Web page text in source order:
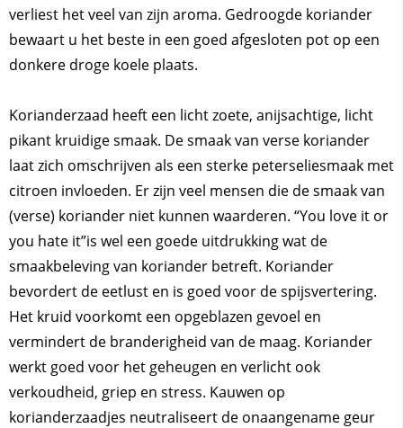
verliest het veel van zijn aroma. Gedroogde koriander
bewaart u het beste in een goed afgesloten pot op een
donkere droge koele plaats.
Korianderzaad heeft een licht zoete, anijsachtige, licht
pikant kruidige smaak. De smaak van verse koriander
laat zich omschrijven als een sterke peterseliesmaak met
citroen invloeden. Er zijn veel mensen die de smaak van
(verse) koriander niet kunnen waarderen. “You love it or
you hate it”is wel een goede uitdrukking wat de
smaakbeleving van koriander betreft. Koriander
bevordert de eetlust en is goed voor de spijsvertering.
Het kruid voorkomt een opgeblazen gevoel en
vermindert de branderigheid van de maag. Koriander
werkt goed voor het geheugen en verlicht ook
verkoudheid, griep en stress. Kauwen op
korianderzaadjes neutraliseert de onaangename geur